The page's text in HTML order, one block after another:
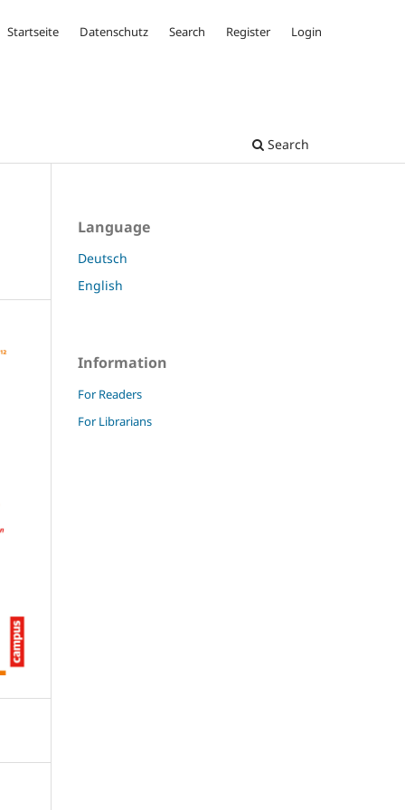
Search
Startseite Datenschutz Search Register Login
Language
Deutsch
English
Information
For Readers
For Librarians